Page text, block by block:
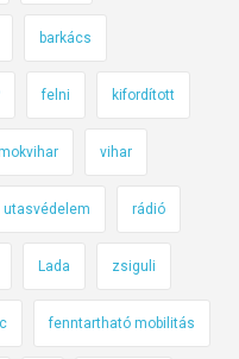
barkács
felni kifordított
vihar
utasvédelem rádió
Lada zsiguli
fenntartható mobilitás